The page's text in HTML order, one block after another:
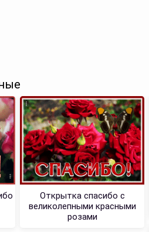
Открытка спасибо с
великолепными красными
розами